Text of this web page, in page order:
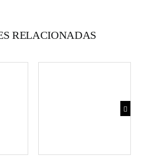
RELACIONADAS